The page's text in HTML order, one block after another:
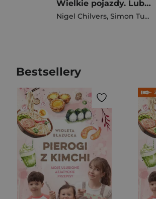
Wielkie pojazdy. Lubię naklejać
Nigel Chilvers, Simon Tudhope
Bestsellery